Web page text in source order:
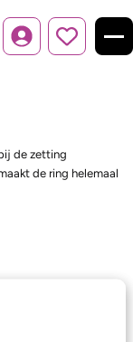
Inloggen
de zetting
de ring helemaal